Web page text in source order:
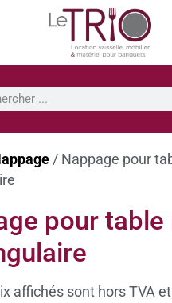
/ Nappage pour
pour
affichés sont hors TVA